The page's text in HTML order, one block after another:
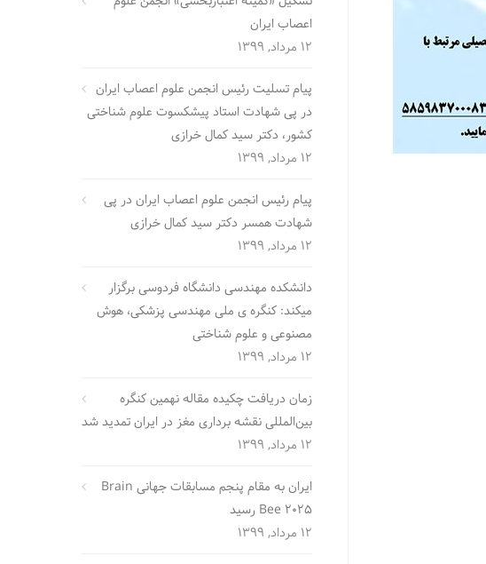
اعصاب ایران
12 مرداد, 1399
پیام تسلیت رئیس انجمن علوم اعصاب ایران
در پی شهادت استاد پیشکسوت علوم شناختی
کشور، دکتر سید کمال خرازی
12 مرداد, 1399
پیام رئیس انجمن علوم اعصاب ایران در پی
شهادت همسر دکتر سید کمال خرازی
12 مرداد, 1399
دانشکده مهندسی دانشگاه فردوسی برگزار
میکند: کنگره ی ملی مهندسی پزشکی، هوش
مصنوعی و علوم شناختی
12 مرداد, 1399
زمان دریافت چکیده مقاله نهمین کنگره
بین‌المللی نقشه برداری مغز در ایران تمدید شد
12 مرداد, 1399
ایران به مقام پنجم مسابقات جهانی Brain
Bee 2025 رسید
12 مرداد, 1399